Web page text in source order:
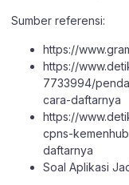
Sumber referensi:
https://
https://
7733994/
cara-daftarnya
https://
cpns-
daftarnya
Soal Aplikasi